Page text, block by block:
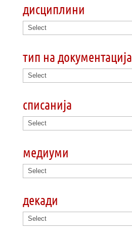
дисциплини
тип на документација
списанија
медиуми
декади